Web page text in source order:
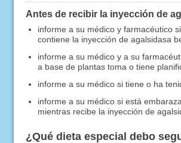
Antes de recibir la inyección de
informe a su médico y farmacéutico
contiene la inyección de agalsidasa
informe a su médico y a su
a base de plantas toma o tiene
informe a su médico si tiene o ha
informe a su médico si está
mientras recibe la inyección de
¿Qué dieta especial debo